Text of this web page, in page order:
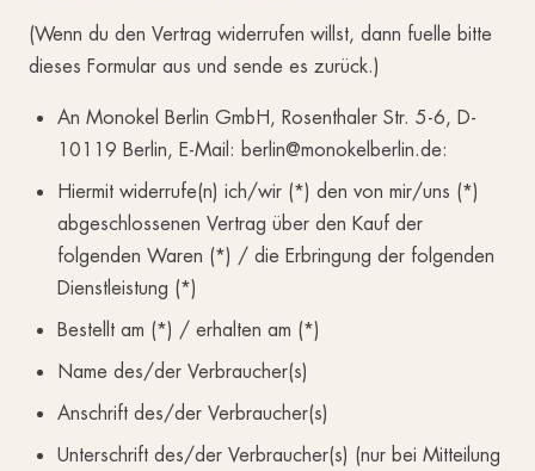
(Wenn du den Vertrag widerrufen willst, dann fuelle bitte
dieses Formular aus und sende es zurück.)
An Monokel Berlin GmbH, Rosenthaler Str. 5-6, D-
10119 Berlin, E-Mail: berlin@monokelberlin.de:
Hiermit widerrufe(n) ich/wir (*) den von mir/uns (*)
abgeschlossenen Vertrag über den Kauf der
folgenden Waren (*) / die Erbringung der folgenden
Dienstleistung (*)
Bestellt am (*) / erhalten am (*)
Name des/der Verbraucher(s)
Anschrift des/der Verbraucher(s)
Unterschrift des/der Verbraucher(s) (nur bei Mitteilung